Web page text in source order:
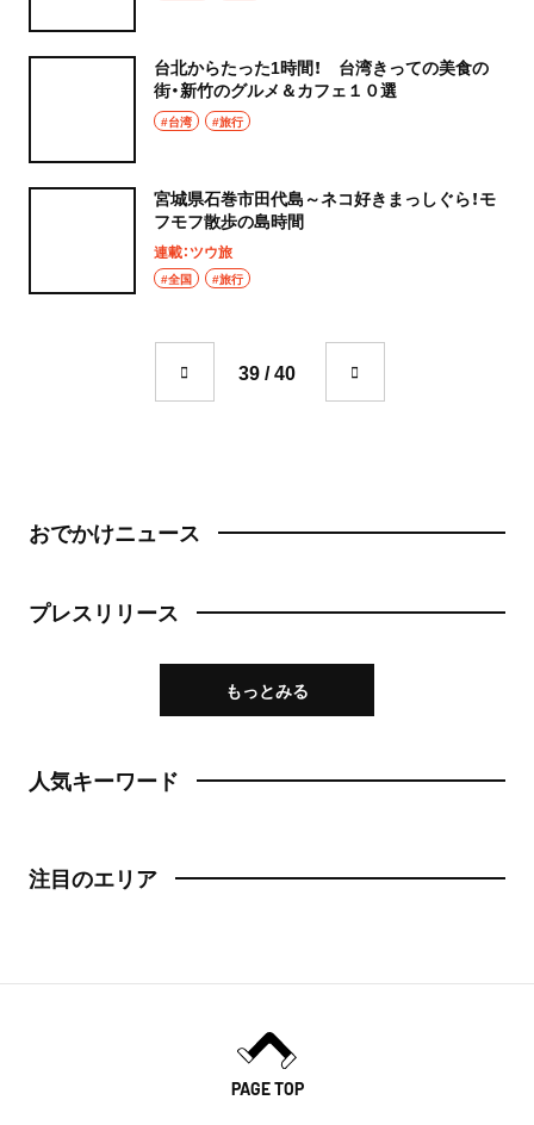
台北からたった1時間！ 台湾きっての美食の
街・新竹のグルメ＆カフェ１０選
#台湾 #旅行
宮城県石巻市田代島～ネコ好きまっしぐら！モ
フモフ散歩の島時間
連載：ツウ旅
#全国 #旅行
39 / 40
おでかけニュース
プレスリリース
もっとみる
人気キーワード
注目のエリア
PAGE TOP